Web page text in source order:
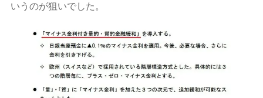
いうのが狙いでした。